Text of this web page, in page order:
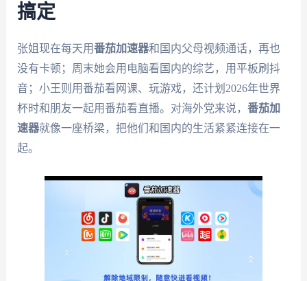
搞定
张姐现在每天用番茄加速器和国内父母视频通话，再也
没有卡顿；周末她会用电脑看国内的综艺，用平板刷抖
音；小王则用番茄看网课、玩游戏，还计划2026年世界
杯时和朋友一起用番茄看直播。对海外党来说， 番茄加
速器就像一座桥梁，把他们和国内的生活紧紧连接在一
起。